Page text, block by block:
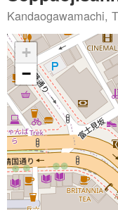
Kandaogawamachi,
+
−